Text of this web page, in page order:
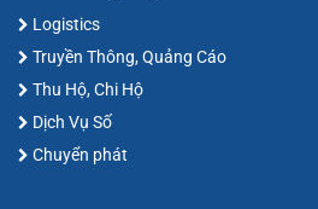
Logistics
Truyền Thông, Quảng Cáo
Thu Hộ, Chi Hộ
Dịch Vụ Số
Chuyển phát